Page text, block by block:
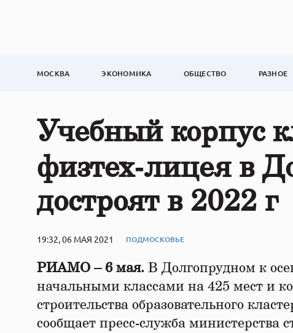
МОСКВА ЭКОНОМИКА ОБЩЕСТВО РАЗНОЕ
Учебный корпус
физтех‑лицея в
достроят в 2022 г
19:32, 06 МАЯ 2021 ПОДМОСКОВЬЕ
РИАМО – 6 мая. В Долгопрудном к
начальными классами на 425 мест и
строительства образовательного
сообщает пресс-служба министерства